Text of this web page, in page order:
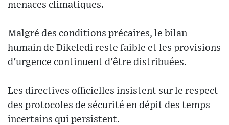
menaces climatiques.
Malgré des conditions précaires, le bilan
humain de Dikeledi reste faible et les provisions
d'urgence continuent d'être distribuées.
Les directives officielles insistent sur le respect
des protocoles de sécurité en dépit des temps
incertains qui persistent.